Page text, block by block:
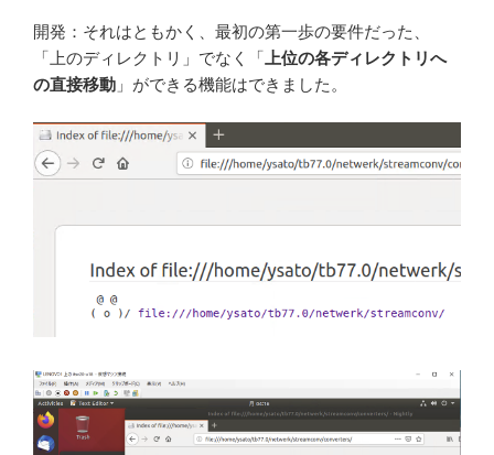
開発：それはともかく、最初の第一歩の要件だった、
「上のディレクトリ」でなく「 上位の各ディレクトリへ
の直接移動 」ができる機能はできました。